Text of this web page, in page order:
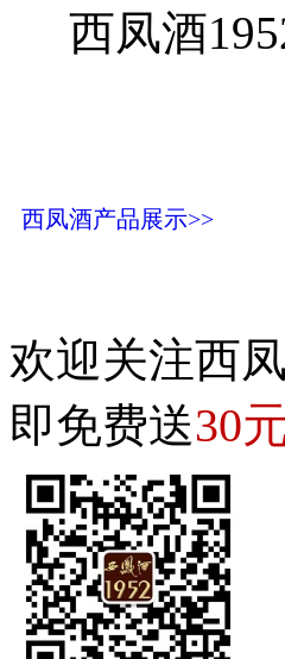
西凤酒
西凤酒产品展示>>
欢迎关注西
即免费送30